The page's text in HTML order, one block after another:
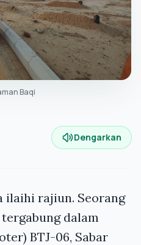
Baqi
Dengarkan
ilaihi rajiun. Seorang
dalam
BTJ-06, Sabar